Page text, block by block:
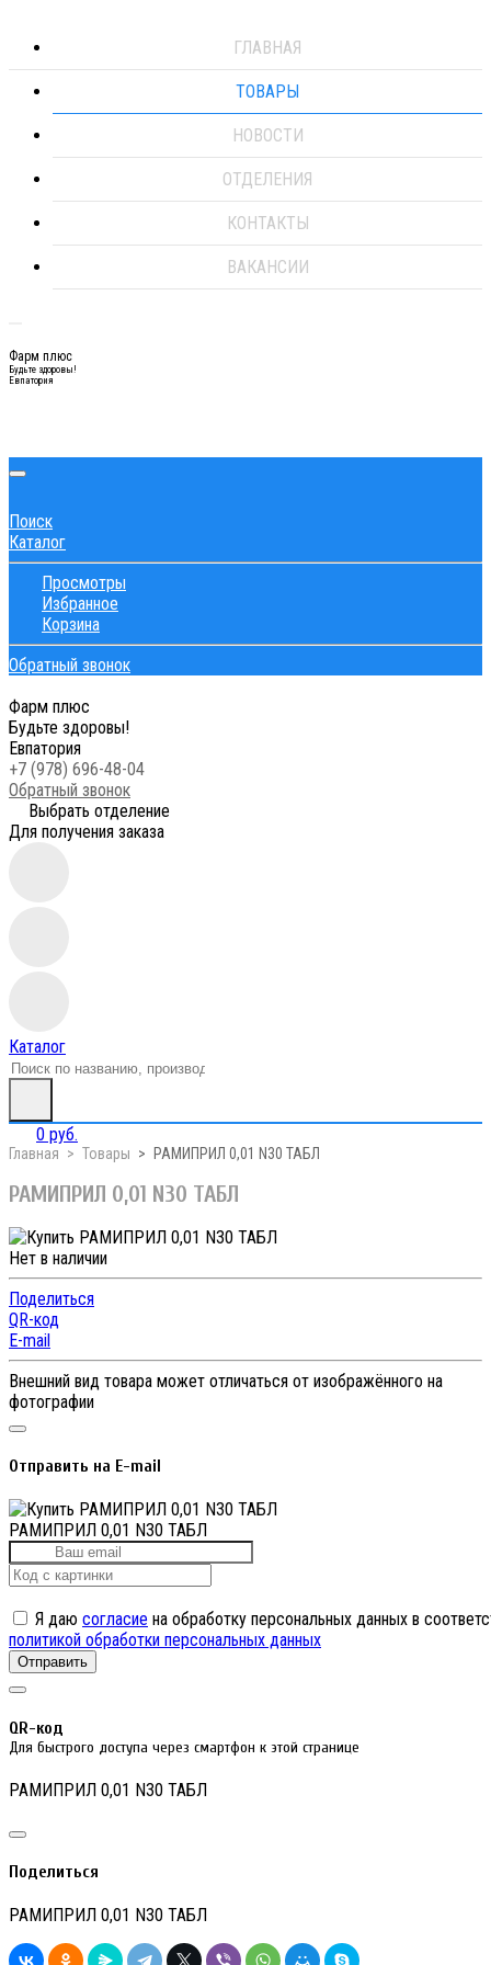
ГЛАВНАЯ
ТОВАРЫ
НОВОСТИ
ОТДЕЛЕНИЯ
КОНТАКТЫ
ВАКАНСИИ
Фарм плюс
Будьте здоровы!
Евпатория
Поиск
Каталог
Просмотры
Избранное
Корзина
Обратный звонок
Фарм плюс
Будьте здоровы!
Евпатория
+7 (978) 696-48-04
Обратный звонок
Выбрать отделение
Для получения заказа
Каталог
0 руб.
Главная Товары РАМИПРИЛ 0,01 N30 ТАБЛ
РАМИПРИЛ 0,01 N30 ТАБЛ
Нет в наличии
Поделиться
QR-код
E-mail
Внешний вид товара может отличаться от изображённого на
фотографии
Отправить на E-mail
РАМИПРИЛ 0,01 N30 ТАБЛ
Я даю согласие на обработку персональных данных в
политикой обработки персональных данных
Отправить
QR-код
Для быстрого доступа через смартфон к этой странице
РАМИПРИЛ 0,01 N30 ТАБЛ
Поделиться
РАМИПРИЛ 0,01 N30 ТАБЛ